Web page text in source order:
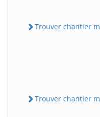
Trouver chantier
Trouver chantier